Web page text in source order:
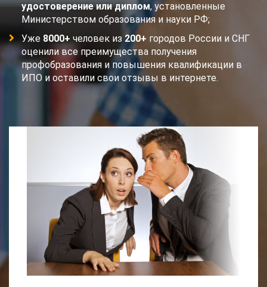
удостоверение или диплом, установленные
Министерством образования и науки РФ;
Уже 8000+ человек из200+ городов России и СНГ
оценили все преимущества получения
профобразования и повышения квалификации в
ИПО и оставили свои отзывы в интернете.